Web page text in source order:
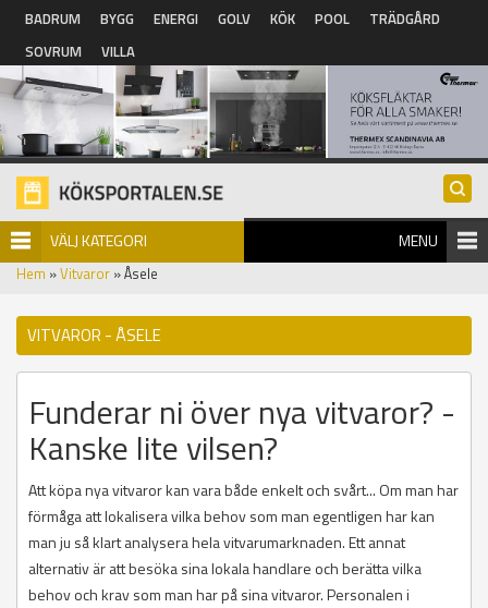
Hoppa till huvudinnehåll
BADRUM BYGG ENERGI GOLV KÖK POOL
TRÄDGÅRD
SOVRUM
VILLA
VÄLJ KATEGORI MENU
Hem »Vitvaror » Åsele
VITVAROR - ÅSELE
Funderar ni över nya vitvaror? -
Kanske lite vilsen?
Att köpa nya vitvaror kan vara både enkelt och svårt... Om man har
förmåga att lokalisera vilka behov som man egentligen har kan
man ju så klart analysera hela vitvarumarknaden. Ett annat
alternativ är att besöka sina lokala handlare och berätta vilka
behov och krav som man har på sina vitvaror. Personalen i